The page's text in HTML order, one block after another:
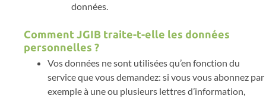
données.
Comment JGIB traite-t-elle les données
personnelles ?
Vos données ne sont utilisées qu’en fonction du
service que vous demandez: si vous vous abonnez par
exemple à une ou plusieurs lettres d’information,